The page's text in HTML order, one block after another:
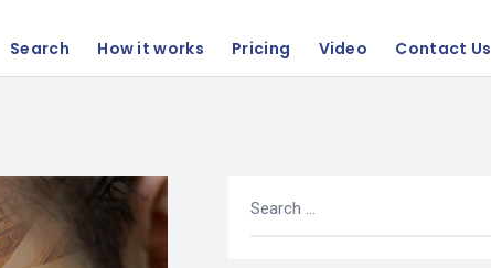
Search How it works Pricing Video Contact Us